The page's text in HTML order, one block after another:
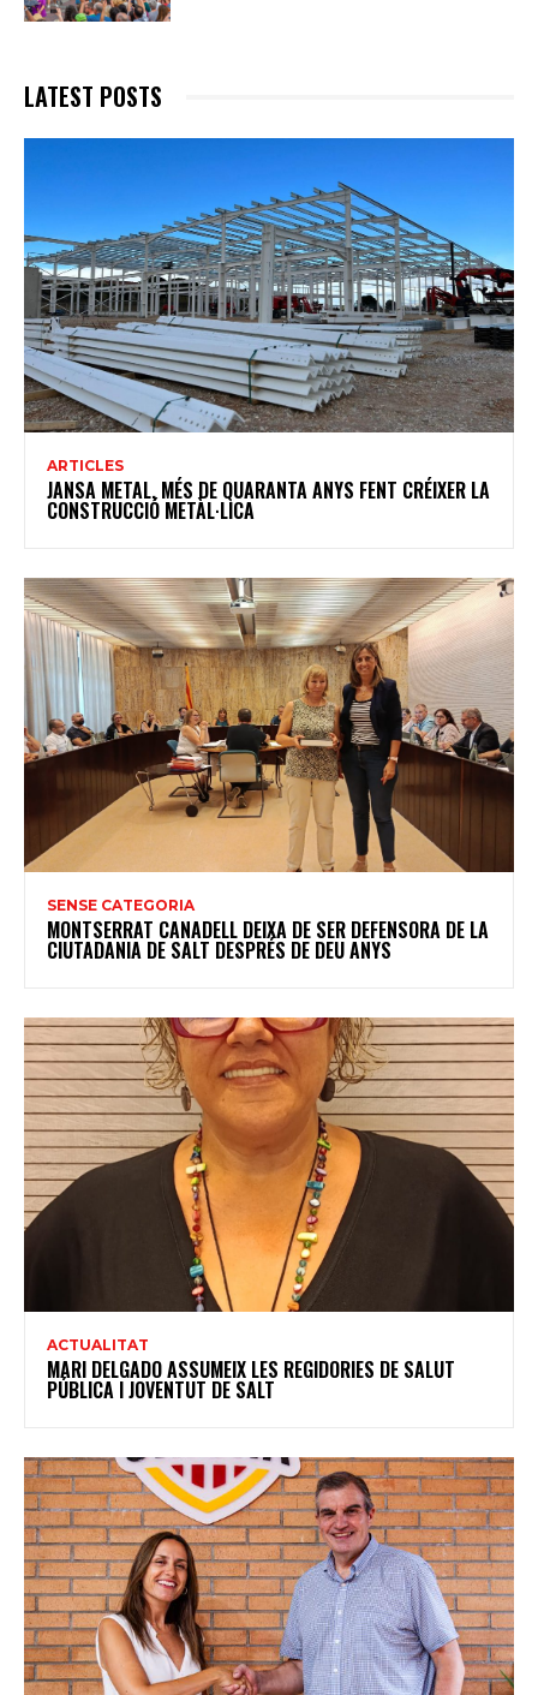
LATEST POSTS
ARTICLES
JANSA METAL, MÉS DE QUARANTA ANYS FENT CRÉIXER LA
CONSTRUCCIÓ METÀL·LICA
SENSE CATEGORIA
MONTSERRAT CANADELL DEIXA DE SER DEFENSORA DE LA
CIUTADANIA DE SALT DESPRÉS DE DEU ANYS
ACTUALITAT
MARI DELGADO ASSUMEIX LES REGIDORIES DE SALUT
PÚBLICA I JOVENTUT DE SALT